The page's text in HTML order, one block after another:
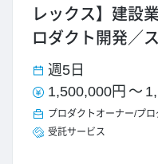
レックス】建設
ロダクト開発／
週5日
1,500,000円 ～
プロダクトオーナー/プ
受託サービス